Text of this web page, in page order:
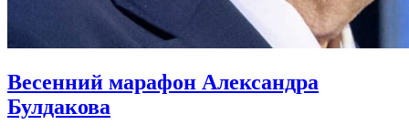
Весенний марафон Александра
Булдакова